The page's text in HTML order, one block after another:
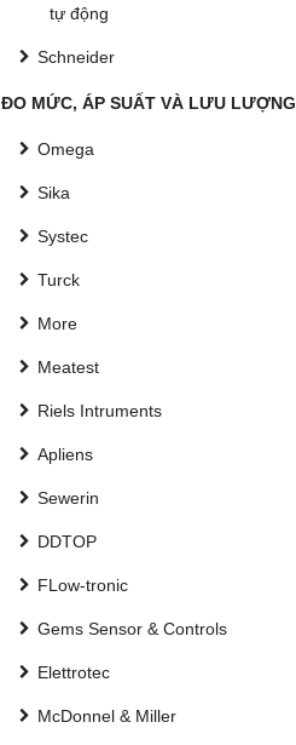
tự động
Schneider
ĐO MỨC, ÁP SUẤT VÀ LƯU LƯỢNG
Omega
Sika
Systec
Turck
More
Meatest
Riels Intruments
Apliens
Sewerin
DDTOP
FLow-tronic
Gems Sensor & Controls
Elettrotec
McDonnel & Miller